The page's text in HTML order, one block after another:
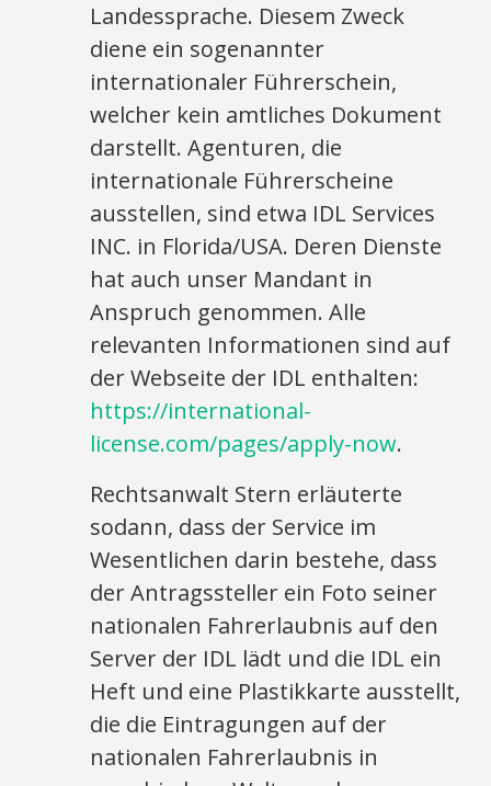
Landessprache. Diesem Zweck
diene ein sogenannter
internationaler Führerschein,
welcher kein amtliches Dokument
darstellt. Agenturen, die
internationale Führerscheine
ausstellen, sind etwa IDL Services
INC. in Florida/USA. Deren Dienste
hat auch unser Mandant in
Anspruch genommen. Alle
relevanten Informationen sind auf
der Webseite der IDL enthalten:
https://international-
license.com/pages/apply-now.
Rechtsanwalt Stern erläuterte
sodann, dass der Service im
Wesentlichen darin bestehe, dass
der Antragssteller ein Foto seiner
nationalen Fahrerlaubnis auf den
Server der IDL lädt und die IDL ein
Heft und eine Plastikkarte ausstellt,
die die Eintragungen auf der
nationalen Fahrerlaubnis in